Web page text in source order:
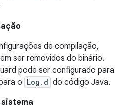
de compilação,
ser removidos do binário.
pode ser configurado para
o Log.d do código Java.